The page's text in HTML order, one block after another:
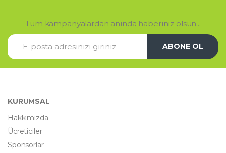
Tüm kampanyalardan anında haberiniz olsun...
ABONE OL
KURUMSAL
Hakkımızda
Ücreticiler
Sponsorlar